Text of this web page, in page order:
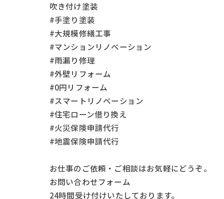
吹き付け塗装
#手塗り塗装
#大規模修繕工事
#マンションリノベーション
#雨漏り修理
#外壁リフォーム
#0円リフォーム
#スマートリノベーション
#住宅ローン借り換え
#火災保険申請代行
#地震保険申請代行
お仕事の ご依頼・ご相談はお気軽にどうぞ。
お問い合わせフォーム
24時間受け付けいたしております。